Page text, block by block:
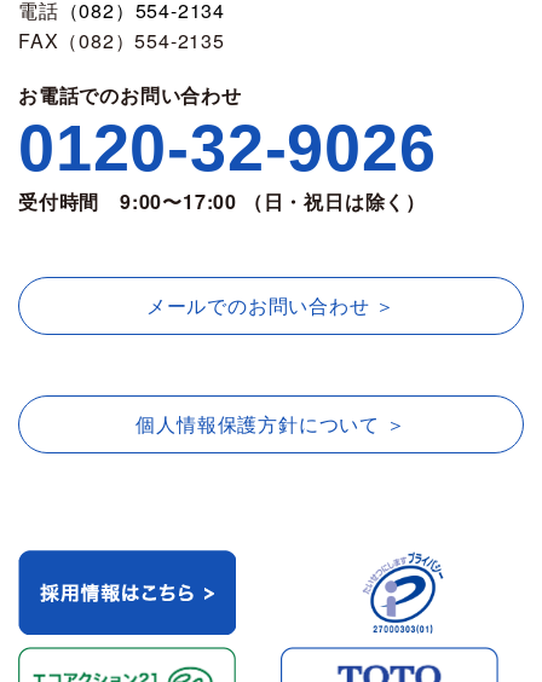
電話 （082）554-2134
FAX（082）554-2135
お電話でのお問い合わせ
0120-32-9026
受付時間 9:00〜17:00 （日・祝日は除く）
メールでのお問い合わせ ＞
個人情報保護方針について ＞